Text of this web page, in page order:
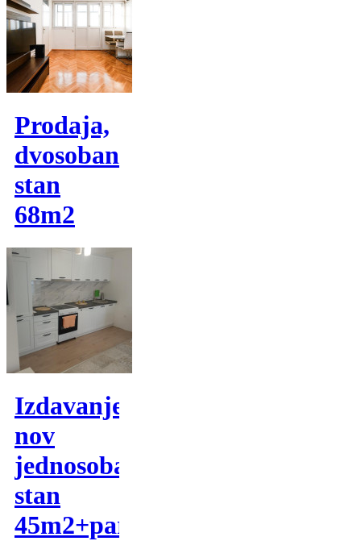
Prodaja,
dvosoban
stan
68m2
Izdavanje,
nov
jednosoban
stan
45m2+parking